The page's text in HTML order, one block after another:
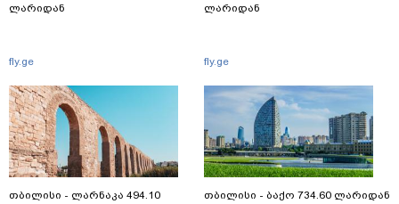
ლარიდან
fly.ge
თბილისი - ლარნაკა 494.10
ლარიდან
fly.ge
თბილისი - ბაქო 734.60 ლარიდან